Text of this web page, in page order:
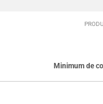
Minimum de